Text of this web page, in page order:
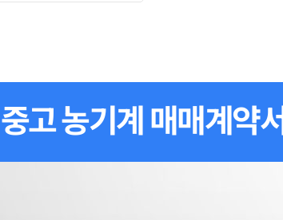
중고 농기계 매매계약서